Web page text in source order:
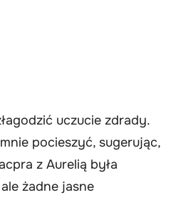
uczucie zdrady.
pocieszyć, sugerując,
z Aurelią była
żadne jasne